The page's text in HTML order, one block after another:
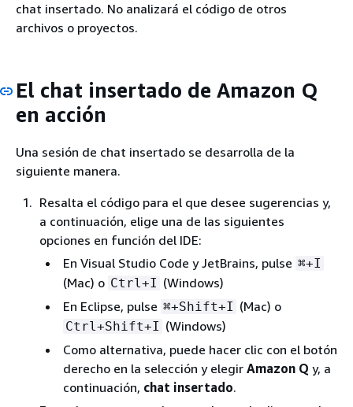
chat insertado. No analizará el código de otros
archivos o proyectos.
El chat insertado de Amazon Q
en acción
Una sesión de chat insertado se desarrolla de la
siguiente manera.
Resalta el código para el que desee sugerencias y,
a continuación, elige una de las siguientes
opciones en función del IDE:
En Visual Studio Code y JetBrains, pulse ⌘+I
(Mac) o Ctrl+I (Windows)
En Eclipse, pulse ⌘+Shift+I (Mac) o
Ctrl+Shift+I (Windows)
Como alternativa, puede hacer clic con el botón
derecho en la selección y elegir Amazon Q y, a
continuación, chat insertado.